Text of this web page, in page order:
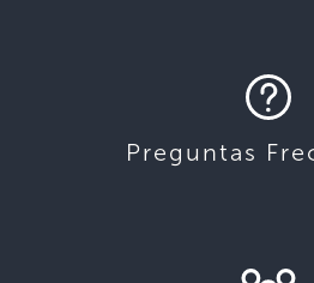
Preguntas